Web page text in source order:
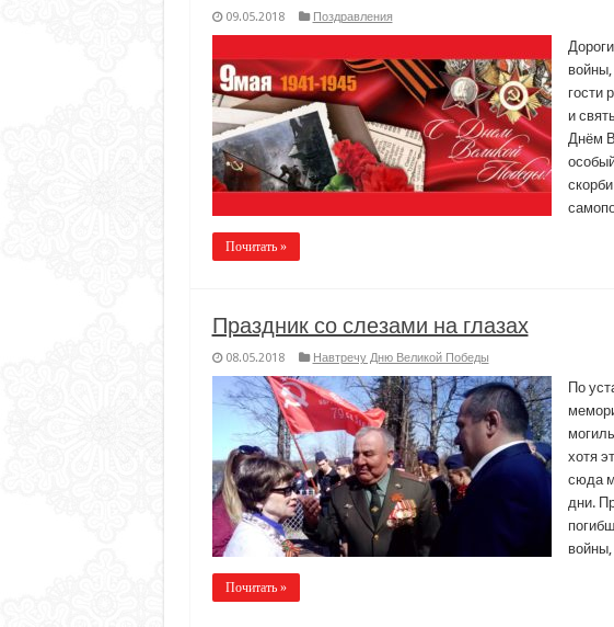
09.05.2018 Поздравления
гости
и
Днём
Почитать »
Праздник со слезами на глазах
08.05.2018 Навтречу Дню Великой Победы
По
хотя
сюда
дни.
Почитать »